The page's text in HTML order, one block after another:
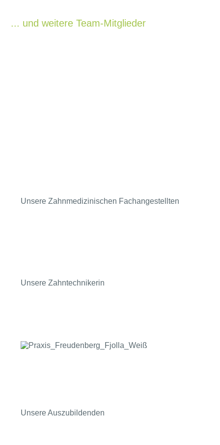
... und weitere Team-Mitglieder
Unsere Zahnmedizinischen Fachangestellten
Unsere Zahntechnikerin
Unsere Auszubildenden